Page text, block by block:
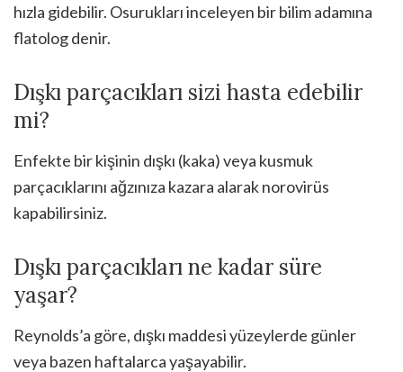
hızla gidebilir. Osurukları inceleyen bir bilim adamına
flatolog denir.
Dışkı parçacıkları sizi hasta edebilir
mi?
Enfekte bir kişinin dışkı (kaka) veya kusmuk
parçacıklarını ağzınıza kazara alarak norovirüs
kapabilirsiniz.
Dışkı parçacıkları ne kadar süre
yaşar?
Reynolds’a göre, dışkı maddesi yüzeylerde günler
veya bazen haftalarca yaşayabilir.